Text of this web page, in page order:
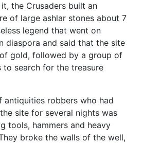
the Crusaders built an
of large ashlar stones about 7
legend that went on
diaspora and said that the site
gold, followed by a group of
to search for the treasure
antiquities robbers who had
site for several nights was
tools, hammers and heavy
broke the walls of the well,